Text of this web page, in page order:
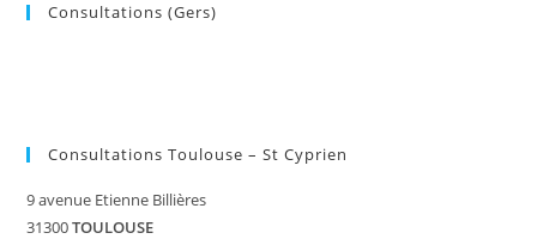
Consultations (Gers)
Consultations Toulouse – St Cyprien
9 avenue Etienne Billières
31300TOULOUSE